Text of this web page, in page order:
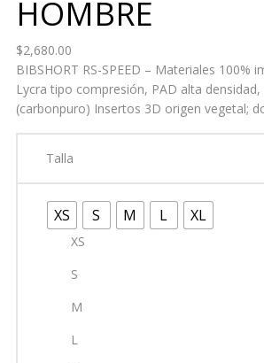
HOMBRE
$2,680.00
BIBSHORT RS-SPEED – Materiales
Lycra tipo compresión, PAD alta
(carbonpuro) Insertos 3D origen vegetal;
Talla
XS S M L XL
XS
S
M
L